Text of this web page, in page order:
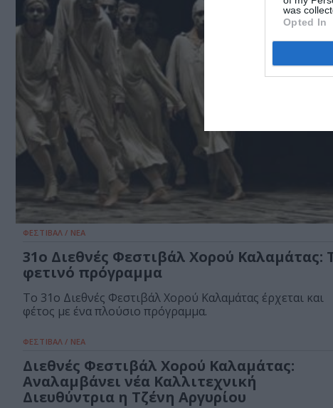
was
Opted In
ΦΕΣΤΙΒΑΛ / ΝΕΑ
31ο Διεθνές Φεστιβάλ Χορού Καλαμάτας:
φετινό πρόγραμμα
Το 31ο Διεθνές Φεστιβάλ Χορού Καλαμάτας έρχεται και
φέτος με ένα πλούσιο πρόγραμμα.
ΦΕΣΤΙΒΑΛ / ΝΕΑ
Διεθνές Φεστιβάλ Χορού Καλαμάτας:
Αναλαμβάνει νέα Καλλιτεχνική
Διευθύντρια η Τζένη Αργυρίου